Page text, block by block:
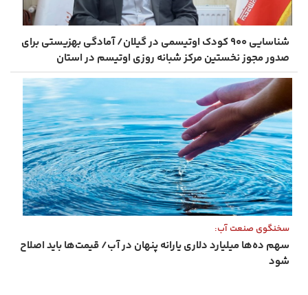
شناسایی ۹۰۰ کودک اوتیسمی در گیلان/ آمادگی بهزیستی برای
صدور مجوز نخستین مرکز شبانه‌ روزی اوتیسم در استان
سخنگوی صنعت آب:
سهم ده‌ها میلیارد دلاری یارانه پنهان در آب/ قیمت‌ها باید اصلاح
شود